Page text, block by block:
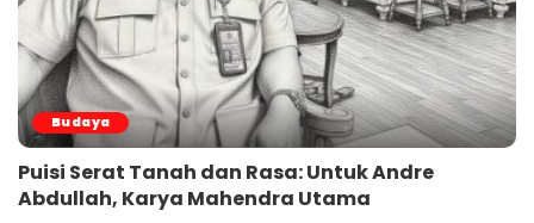
Budaya
Puisi Serat Tanah dan Rasa: Untuk Andre
Abdullah, Karya Mahendra Utama